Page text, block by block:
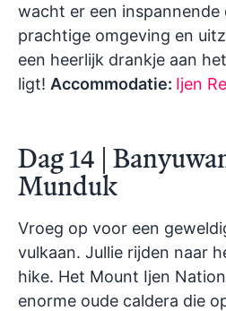
wacht er een inspannende
prachtige omgeving en
een heerlijk drankje aan
ligt! Accommodatie: Ijen
Dag 14 |
Munduk
Vroeg op voor een
vulkaan. Jullie rijden naar
hike. Het Mount Ijen
enorme oude caldera die